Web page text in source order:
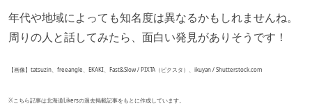
年代や地域によっても知名度は異なるかもしれませんね。
周りの人と話してみたら、面白い発見がありそうです！
【画像】tatsuzin、freeangle、EKAKI、Fast&Slow / PIXTA（ピクスタ）、ikuyan / Shutterstock.com
※こちら記事は北海道Likersの過去掲載記事をもとに作成しています。